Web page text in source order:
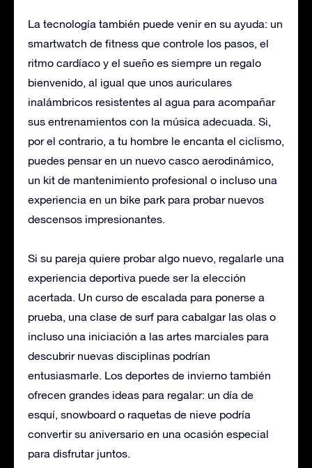
La tecnología también puede venir en su ayuda: un
smartwatch de fitness que controle los pasos, el
ritmo cardíaco y el sueño es siempre un regalo
bienvenido, al igual que unos auriculares
inalámbricos resistentes al agua para acompañar
sus entrenamientos con la música adecuada. Si,
por el contrario, a tu hombre le encanta el ciclismo,
puedes pensar en un nuevo casco aerodinámico,
un kit de mantenimiento profesional o incluso una
experiencia en un bike park para probar nuevos
descensos impresionantes.
Si su pareja quiere probar algo nuevo, regalarle una
experiencia deportiva puede ser la elección
acertada. Un curso de escalada para ponerse a
prueba, una clase de surf para cabalgar las olas o
incluso una iniciación a las artes marciales para
descubrir nuevas disciplinas podrían
entusiasmarle. Los deportes de invierno también
ofrecen grandes ideas para regalar: un día de
esquí, snowboard o raquetas de nieve podría
convertir su aniversario en una ocasión especial
para disfrutar juntos.